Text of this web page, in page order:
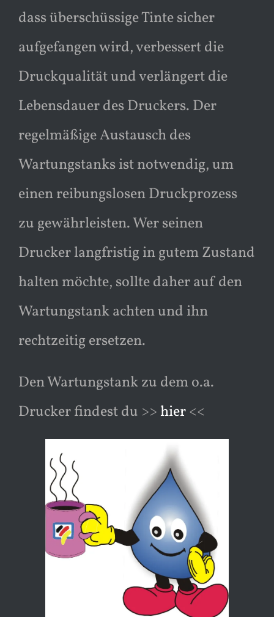
dass überschüssige Tinte sicher
aufgefangen wird, verbessert die
Druckqualität und verlängert die
Lebensdauer des Druckers. Der
regelmäßige Austausch des
Wartungstanks ist notwendig, um
einen reibungslosen Druckprozess
zu gewährleisten. Wer seinen
Drucker langfristig in gutem Zustand
halten möchte, sollte daher auf den
Wartungstank achten und ihn
rechtzeitig ersetzen.
Den Wartungstank zu dem o.a.
Drucker findest du >> hier<<